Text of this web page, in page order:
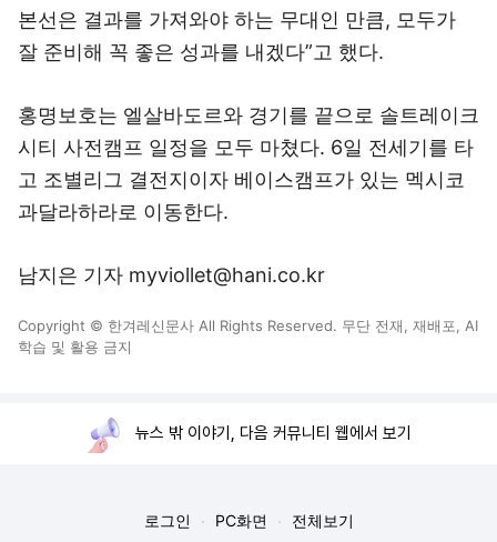
본선은 결과를 가져와야 하는 무대인 만큼, 모두가
잘 준비해 꼭 좋은 성과를 내겠다”고 했다.
홍명보호는 엘살바도르와 경기를 끝으로 솔트레이크
시티 사전캠프 일정을 모두 마쳤다. 6일 전세기를 타
고 조별리그 결전지이자 베이스캠프가 있는 멕시코
과달라하라로 이동한다.
남지은 기자 myviollet@hani.co.kr
Copyright © 한겨레신문사 All Rights Reserved. 무단 전재, 재배포, AI
학습 및 활용 금지
뉴스 밖 이야기, 다음 커뮤니티 웹에서 보기
로그인 PC화면 전체보기